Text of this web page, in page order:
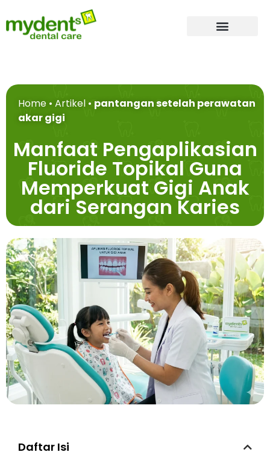
Home • Artikel • pantangan setelah perawatan
akar gigi
Manfaat Pengaplikasian
Fluoride Topikal Guna
Memperkuat Gigi Anak
dari Serangan Karies
Daftar Isi